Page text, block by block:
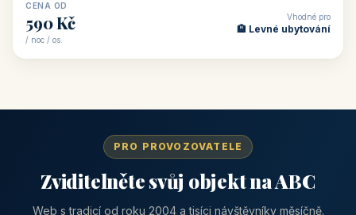
CENA OD
590 Kč
/ noc / os.
Vhodné pro
🏨 Levné ubytování
PRO PROVOZOVATELE
Zviditelněte svůj objekt na ABC
Web s tradicí od roku 2004 a tisíci návštěvníky měsíčně.